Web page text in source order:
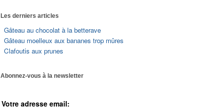
Les derniers articles
Gâteau au chocolat à la betterave
Gâteau moelleux aux bananes trop mûres
Clafoutis aux prunes
Abonnez-vous à la newsletter
Votre adresse email: